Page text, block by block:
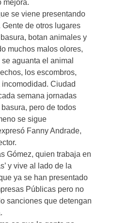
mejora.
se viene presentando
Gente de otros lugares
botan animales y
muchos malos olores,
aguanta el animal
los escombros,
Ciudad
semana jornadas
pero de todos
se sigue
Fanny Andrade,
Gómez, quien trabaja en
y vive al lado de la
ya se han presentado
Públicas pero no
sanciones que detengan